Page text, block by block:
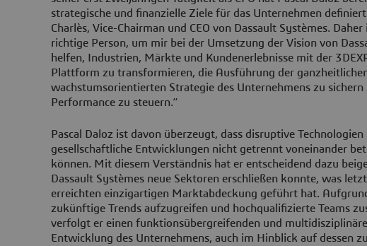
strategische und finanzielle Ziele für das Unternehmen
Charlès, Vice-Chairman und CEO von Dassault Systèmes.
richtige Person, um mir bei der Umsetzung der Vision von
helfen, Industrien, Märkte und Kundenerlebnisse mit der
Plattform zu transformieren, die Ausführung der
wachstumsorientierten Strategie des Unternehmens zu sichern
Performance zu steuern.“
Pascal Daloz ist davon überzeugt, dass disruptive Technologien
gesellschaftliche Entwicklungen nicht getrennt voneinander
können. Mit diesem Verständnis hat er entscheidend dazu
Dassault Systèmes neue Sektoren erschließen konnte, was
erreichten einzigartigen Marktabdeckung geführt hat.
zukünftige Trends aufzugreifen und hochqualifizierte Teams
verfolgt er einen funktionsübergreifenden und
Entwicklung des Unternehmens, auch im Hinblick auf dessen